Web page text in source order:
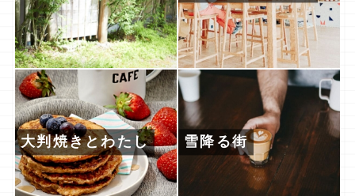
大判焼きとわたし 雪降る街